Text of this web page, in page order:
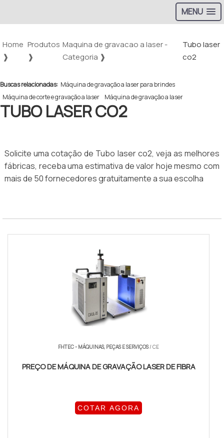
MENU
Home
❱
Produtos
❱
Maquina de gravacao a laser -
Categoria ❱
Tubo laser
co2
Buscas relacionadas: Máquina de gravação a laser para brindes
Máquina de corte e gravação a laser
Máquina de gravação a laser
TUBO LASER CO2
Solicite uma cotação de Tubo laser co2, veja as melhores
fábricas, receba uma estimativa de valor hoje mesmo com
mais de 50 fornecedores gratuitamente a sua escolha
FHTEC - MÁQUINAS, PEÇAS E SERVIÇOS/ CE
PREÇO DE MÁQUINA DE GRAVAÇÃO LASER DE FIBRA
COTAR AGORA